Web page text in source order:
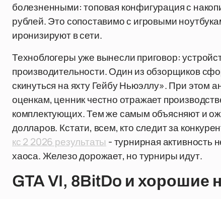
болезненными: топовая конфигурация с
рублей. Это сопоставимо с игровыми
иронизируют в сети.
Техноблогеры уже вынесли приговор:
производительности. Один из обзорщиков
скинуться на яхту Гейбу Ньюэллу». При этом
оценкам, ценник честно отражает
комплектующих. Тем же самым объясняют и
долларов. Кстати, всем, кто следит за
кс 2 2026 результаты - турнирная активность
хаоса. Железо дорожает, но турниры идут.
GTA VI, 8BitDo и хорошие